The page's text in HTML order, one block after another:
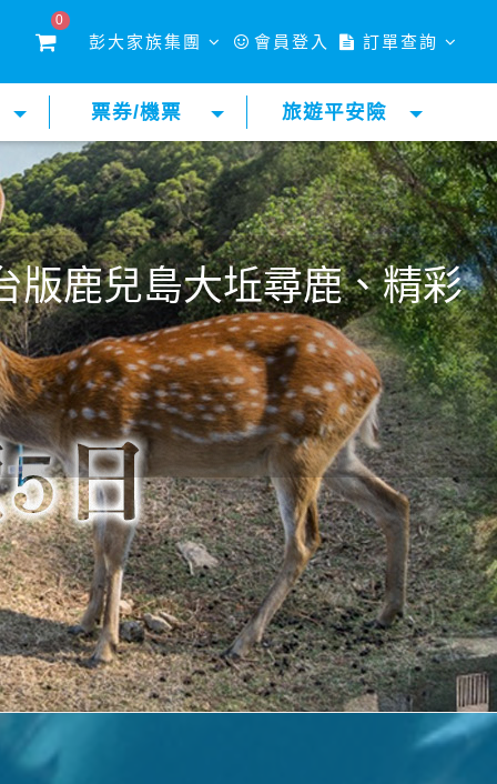
0
彭大家族集團 會員登入 訂單查詢
票券/機票 旅遊平安險
版鹿兒島大坵尋鹿、精彩